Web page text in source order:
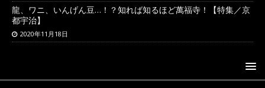
龍、ワニ、いんげん豆…！？知れば知るほど萬福寺！【特集／京
都宇治】
2020年11月18日